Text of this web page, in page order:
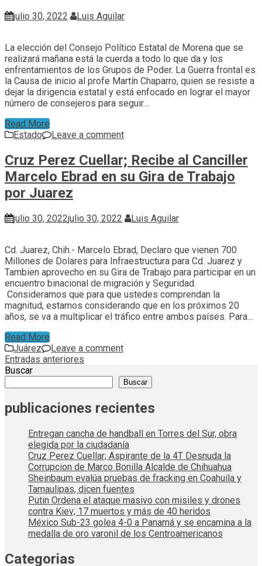
julio 30, 2022 Luis Aguilar
La elección del Consejo Político Estatal de Morena que se
realizará mañana está la cuerda a todo lo que da y los
enfrentamientos de los Grupos de Poder. La Guerra frontal es
la Causa de inicio al profe Martín Chaparro, quien se resiste a
dejar la dirigencia estatal y está enfocado en lograr el mayor
número de consejeros para seguir…
Read More
Estado
Leave a comment
Cruz Perez Cuellar; Recibe al Canciller
Marcelo Ebrad en su Gira de Trabajo
por Juarez
julio 30, 2022julio 30, 2022 Luis Aguilar
Cd. Juarez, Chih.- Marcelo Ebrad, Declaro que vienen 700
Millones de Dolares para Infraestructura para Cd. Juarez y
Tambien aprovecho en su Gira de Trabajo para participar en un
encuentro binacional de migración y Seguridad.
Consideramos que para que ustedes comprendan la
magnitud, estamos considerando que en los próximos 20
años, se va a multiplicar el tráfico entre ambos países. Para…
Read More
Juárez
Leave a comment
Navegación
de
Entradas anteriores
Buscar
Buscar
publicaciones recientes
Entregan cancha de handball en Torres del Sur, obra
elegida por la ciudadanía
Cruz Perez Cuellar; Aspirante de la 4T Desnuda la
Corrupcion de Marco Bonilla Alcalde de Chihuahua
Sheinbaum evalúa pruebas de fracking en Coahuila y
Tamaulipas, dicen fuentes
Putin Ordena el ataque masivo con misiles y drones
contra Kiev; 17 muertos y más de 40 heridos
México Sub-23 golea 4-0 a Panamá y se encamina a la
medalla de oro varonil de los Centroamericanos
Categorias